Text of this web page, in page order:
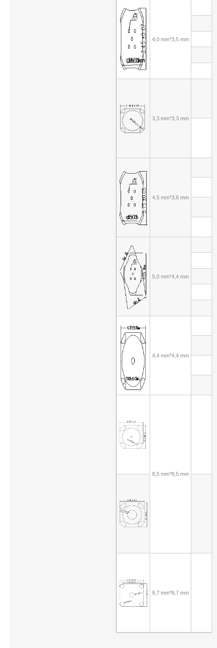
4,0 mm*3,5 mm
3,3 mm*3,3 mm
4,5 mm*3,8 mm
5,0 mm*4,4 mm
4,4 mm*4,4 mm
8,5 mm*8,5 mm
8,7 mm*8,7 mm